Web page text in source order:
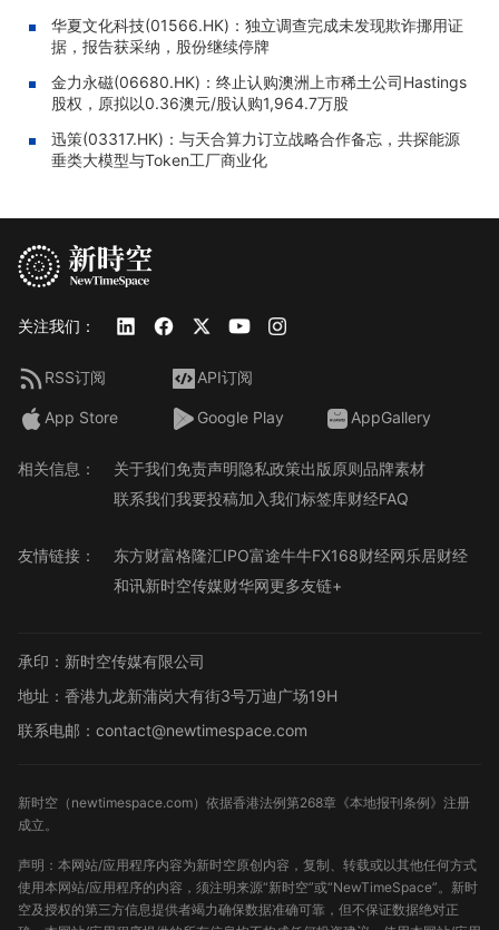
华夏文化科技(01566.HK)：独立调查完成未发现欺诈挪用证
据，报告获采纳，股份继续停牌
金力永磁(06680.HK)：终止认购澳洲上市稀土公司Hastings
股权，原拟以0.36澳元/股认购1,964.7万股
迅策(03317.HK)：与天合算力订立战略合作备忘，共探能源
垂类大模型与Token工厂商业化
关注我们：
RSS订阅 API订阅
App Store Google Play AppGallery
相关信息： 关于我们免责声明隐私政策出版原则品牌素材
联系我们我要投稿加入我们标签库财经FAQ
友情链接： 东方财富格隆汇IPO富途牛牛FX168财经网乐居财经
和讯新时空传媒财华网更多友链+
承印：新时空传媒有限公司
地址：香港九龙新蒲岗大有街3号万迪广场19H
联系电邮：contact@newtimespace.com
新时空（ newtimespace.com）依据香港法例第268章《本地报刊条例》注册
成立。
声明：本网站/应用程序内容为新时空原创内容，复制、转载或以其他任何方式
使用本网站/应用程序的内容，须注明来源“新时空”或“NewTimeSpace”。新时
空及授权的第三方信息提供者竭力确保数据准确可靠，但不保证数据绝对正